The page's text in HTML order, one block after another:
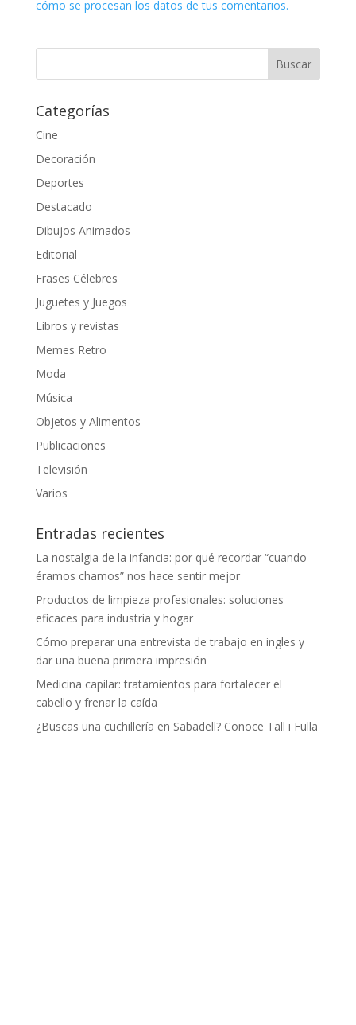
cómo se procesan los datos de tus comentarios.
Categorías
Cine
Decoración
Deportes
Destacado
Dibujos Animados
Editorial
Frases Célebres
Juguetes y Juegos
Libros y revistas
Memes Retro
Moda
Música
Objetos y Alimentos
Publicaciones
Televisión
Varios
Entradas recientes
La nostalgia de la infancia: por qué recordar “cuando
éramos chamos” nos hace sentir mejor
Productos de limpieza profesionales: soluciones
eficaces para industria y hogar
Cómo preparar una entrevista de trabajo en ingles y
dar una buena primera impresión
Medicina capilar: tratamientos para fortalecer el
cabello y frenar la caída
¿Buscas una cuchillería en Sabadell? Conoce Tall i Fulla